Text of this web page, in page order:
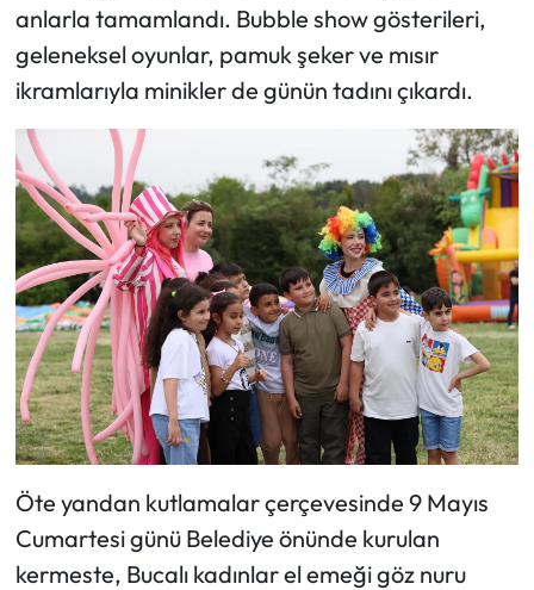
anlarla tamamlandı. Bubble show gösterileri,
geleneksel oyunlar, pamuk şeker ve mısır
ikramlarıyla minikler de günün tadını çıkardı.
Öte yandan kutlamalar çerçevesinde 9 Mayıs
Cumartesi günü Belediye önünde kurulan
kermeste, Bucalı kadınlar el emeği göz nuru